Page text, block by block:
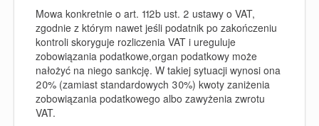
Mowa konkretnie o art. 112b ust. 2 ustawy o VAT,
zgodnie z którym nawet jeśli podatnik po zakończeniu
kontroli skoryguje rozliczenia VAT i ureguluje
zobowiązania podatkowe,organ podatkowy może
nałożyć na niego sankcję. W takiej sytuacji wynosi ona
20% (zamiast standardowych 30%) kwoty zaniżenia
zobowiązania podatkowego albo zawyżenia zwrotu
VAT.